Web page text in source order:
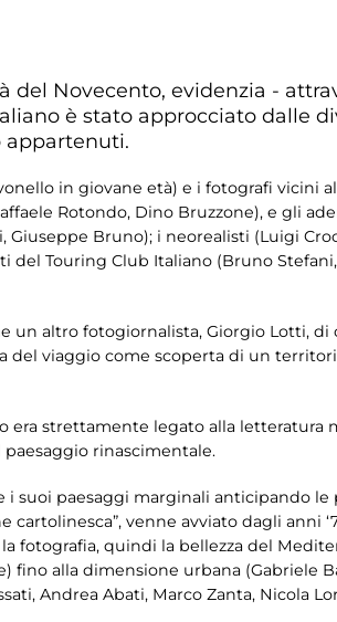
del Novecento, evidenzia -
è stato approcciato dalle
appartenuti.
in giovane età) e i fotografi vicini
Rotondo, Dino Bruzzone), e gli
Bruno); i neorealisti (Luigi
del Touring Club Italiano (Bruno
un altro fotogiornalista, Giorgio Lotti,
del viaggio come scoperta di un
era strettamente legato alla letteratura
rinascimentale.
i suoi paesaggi marginali anticipando
venne avviato dagli anni
quindi la bellezza del
fino alla dimensione urbana (Gabriele
Andrea Abati, Marco Zanta, Nicola